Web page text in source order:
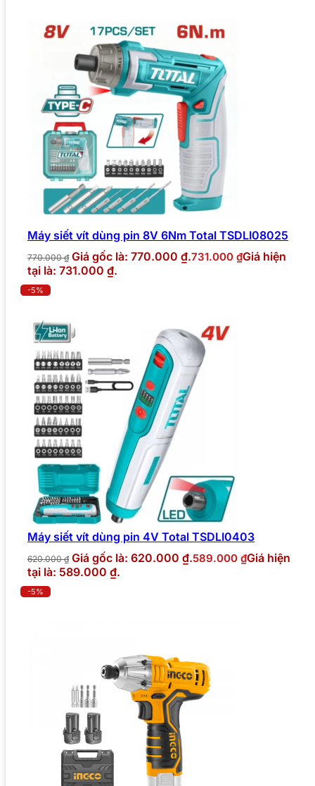
Máy siết vít dùng pin 8V 6Nm Total TSDLI08025
770.000₫ Giá gốc là: 770.000 ₫.731.000 ₫Giá hiện
tại là: 731.000 ₫.
-5%
Máy siết vít dùng pin 4V Total TSDLI0403
620.000₫ Giá gốc là: 620.000 ₫.589.000 ₫Giá hiện
tại là: 589.000 ₫.
-5%